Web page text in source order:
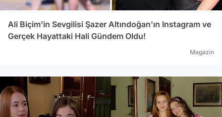
Ali Biçim'in Sevgilisi Şazer Altındoğan'ın Instagram ve
Gerçek Hayattaki Hali Gündem Oldu!
Magazin